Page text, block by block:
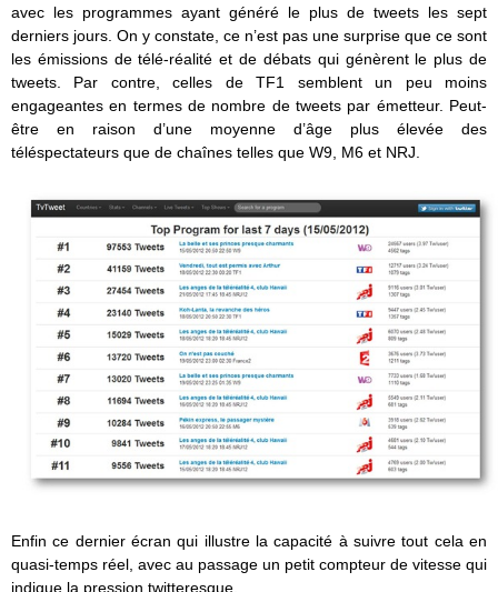
avec les programmes ayant généré le plus de tweets les sept
derniers jours. On y constate, ce n’est pas une surprise que ce sont
les émissions de télé-réalité et de débats qui génèrent le plus de
tweets. Par contre, celles de TF1 semblent un peu moins
engageantes en termes de nombre de tweets par émetteur. Peut-
être en raison d’une moyenne d’âge plus élevée des
téléspectateurs que de chaînes telles que W9, M6 et NRJ.
Enfin ce dernier écran qui illustre la capacité à suivre tout cela en
quasi-temps réel, avec au passage un petit compteur de vitesse qui
indique la pression twitteresque.